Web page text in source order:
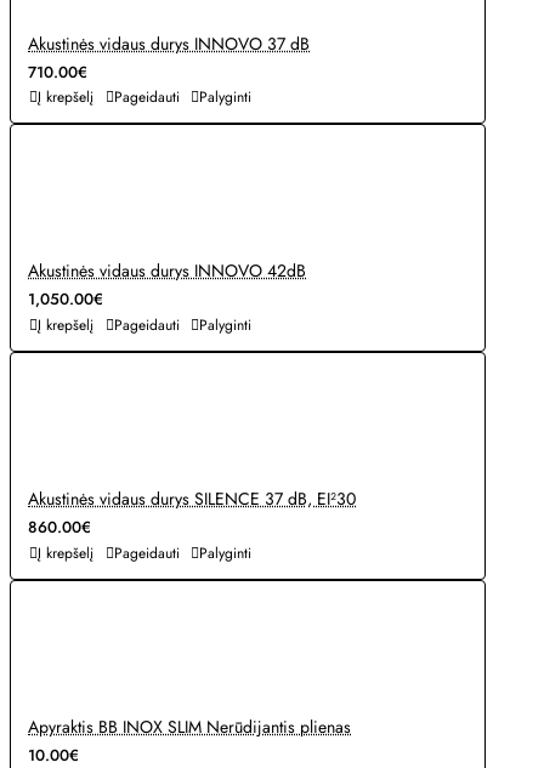
Akustinės vidaus durys INNOVO 37 dB
710.00€
Į krepšelį Pageidauti Palyginti
Akustinės vidaus durys INNOVO 42dB
1,050.00€
Į krepšelį Pageidauti Palyginti
Akustinės vidaus durys SILENCE 37 dB, EI²30
860.00€
Į krepšelį Pageidauti Palyginti
Apyraktis BB INOX SLIM Nerūdijantis plienas
10.00€